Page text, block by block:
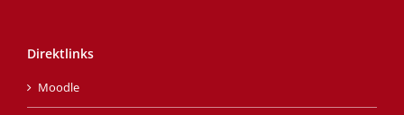
Direktlinks
Moodle